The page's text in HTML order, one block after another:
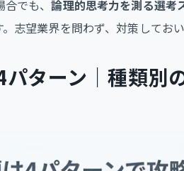
合でも、論理的思考力を測る選考
志望業界を問わず、対策してお
ターン｜種類別